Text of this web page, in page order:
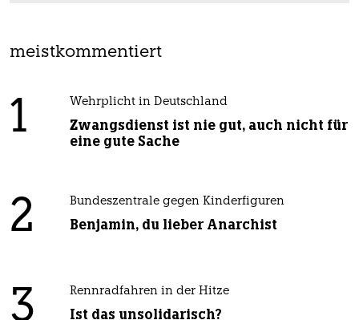
meistkommentiert
1 Wehrplicht in Deutschland
Zwangsdienst ist nie gut, auch nicht für
eine gute Sache
2 Bundeszentrale gegen Kinderfiguren
Benjamin, du lieber Anarchist
3 Rennradfahren in der Hitze
Ist das unsolidarisch?